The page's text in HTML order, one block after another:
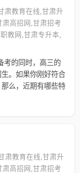
教育在线,甘肃升
高招网,甘肃招考
教网,甘肃专升本,
考的同时，高三的
。如果你刚好符合
么，近期有哪些特
肃教育在线,甘肃升
高招网,甘肃招考